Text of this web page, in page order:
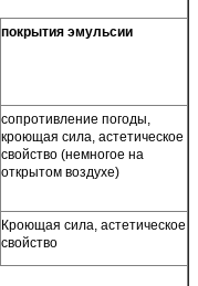
покрытия эмульсии
сопротивление погоды,
кроющая сила, астетическое
свойство (немногое на
открытом воздухе)
Кроющая сила, астетическое
свойство